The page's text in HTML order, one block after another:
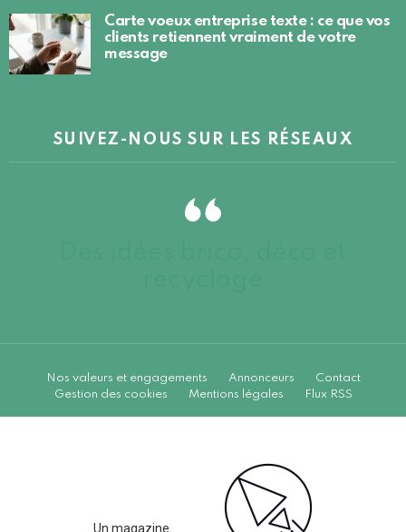
Carte voeux entreprise texte : ce que vos
clients retiennent vraiment de votre
message
SUIVEZ-NOUS SUR LES RÉSEAUX
Nos valeurs et engagements Annonceurs
Contact
Gestion des cookies
Mentions légales Flux RSS
Un magazine